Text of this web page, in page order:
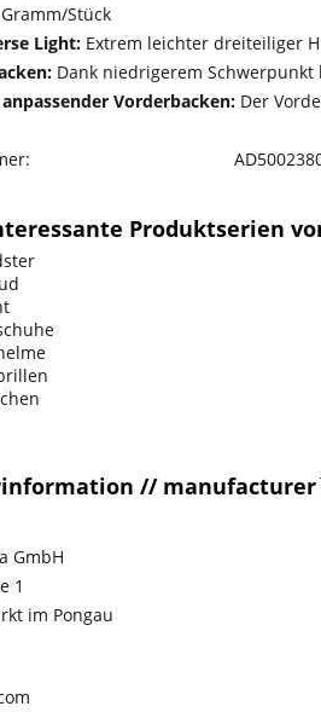
Stück
Light: Extrem leichter dreiteiliger
Dank niedrigerem
Vorderbacken: Der
Produktserien
//
GmbH
1
im Pongau